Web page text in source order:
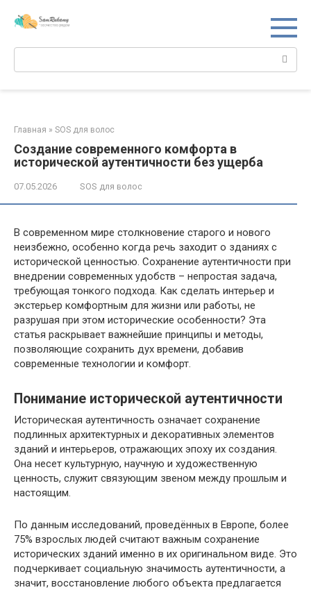
Главная » SOS для волос
Создание современного комфорта в
исторической аутентичности без ущерба
07.05.2026 SOS для волос
В современном мире столкновение старого и нового
неизбежно, особенно когда речь заходит о зданиях с
исторической ценностью. Сохранение аутентичности при
внедрении современных удобств – непростая задача,
требующая тонкого подхода. Как сделать интерьер и
экстерьер комфортным для жизни или работы, не
разрушая при этом исторические особенности? Эта
статья раскрывает важнейшие принципы и методы,
позволяющие сохранить дух времени, добавив
современные технологии и комфорт.
Понимание исторической аутентичности
Историческая аутентичность означает сохранение
подлинных архитектурных и декоративных элементов
зданий и интерьеров, отражающих эпоху их создания.
Она несет культурную, научную и художественную
ценность, служит связующим звеном между прошлым и
настоящим.
По данным исследований, проведённых в Европе, более
75% взрослых людей считают важным сохранение
исторических зданий именно в их оригинальном виде. Это
подчеркивает социальную значимость аутентичности, а
значит, восстановление любого объекта предлагается